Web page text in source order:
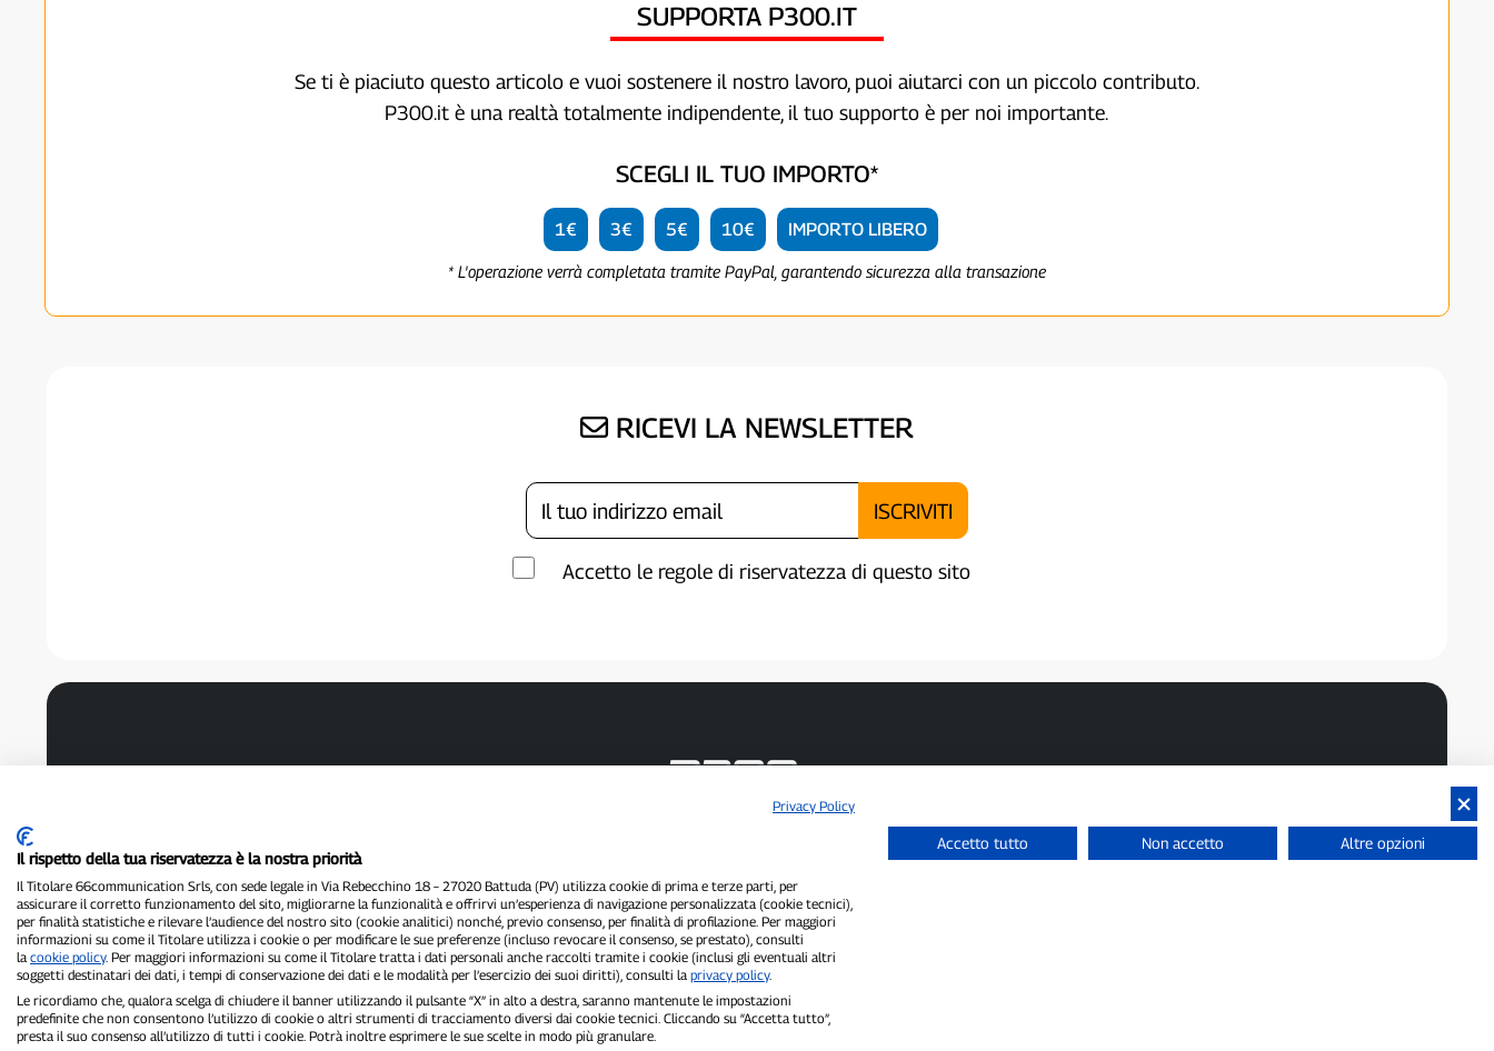
SUPPORTA P300.IT
Se ti è piaciuto questo articolo e vuoi sostenere il nostro lavoro, puoi aiutarci con un piccolo contributo.
P300.it è una realtà totalmente indipendente, il tuo supporto è per noi importante.
SCEGLI IL TUO IMPORTO*
1€ 3€ 5€ 10€ IMPORTO LIBERO
* L'operazione verrà completata tramite PayPal, garantendo sicurezza alla transazione
RICEVI LA NEWSLETTER
Accetto le regole di riservatezza di questo sito
P300.it è una Testata Giornalistica indipendente
Registrazione numero 1/2021 del 1/2/2021 - Tribunale di Pavia
- P.IVA 02798890188
Direttore Responsabile:Alessandro Secchi- Vicedirettore:
Privacy Policy-Cookie Policy
"Se è successo davvero, lo trovi su P300.it"
Copyright © P300.it 2012-2026
Privacy Policy
Il rispetto della tua riservatezza è la nostra priorità
Il Titolare 66communication Srls, con sede legale in Via Rebecchino 18 – 27020 Battuda (PV) utilizza cookie di prima e terze parti, per
assicurare il corretto funzionamento del sito, migliorarne la funzionalità e offrirvi un’esperienza di navigazione personalizzata (cookie tecnici),
per finalità statistiche e rilevare l’audience del nostro sito (cookie analitici) nonché, previo consenso, per finalità di profilazione. Per maggiori
informazioni su come il Titolare utilizza i cookie o per modificare le sue preferenze (incluso revocare il consenso, se prestato), consulti
la cookie policy. Per maggiori informazioni su come il Titolare tratta i dati personali anche raccolti tramite i cookie (inclusi gli eventuali altri
soggetti destinatari dei dati, i tempi di conservazione dei dati e le modalità per l’esercizio dei suoi diritti), consulti la privacy policy.
Le ricordiamo che, qualora scelga di chiudere il banner utilizzando il pulsante “X” in alto a destra, saranno mantenute le impostazioni
predefinite che non consentono l’utilizzo di cookie o altri strumenti di tracciamento diversi dai cookie tecnici. Cliccando su “Accetta tutto”,
presta il suo consenso all’utilizzo di tutti i cookie. Potrà inoltre esprimere le sue scelte in modo più granulare.
Accetto tutto Non accetto Altre opzioni